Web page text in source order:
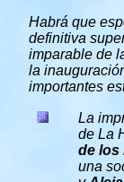
Habrá que
definitiva
imparable de
la
importantes
La
de La
de los
una